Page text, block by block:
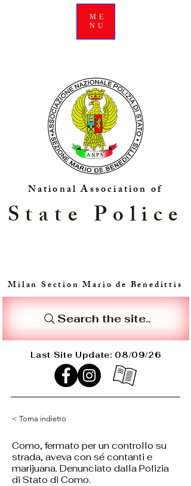
ME
NU
National Association of
Milan Section Mario de Benedittis
Search the site..
State Police
Last Site Update: 08/09/26
< Torna indietro
Como, fermato per un controllo su
strada, aveva con sé contanti e
marijuana. Denunciato dalla Polizia
di Stato di Como.